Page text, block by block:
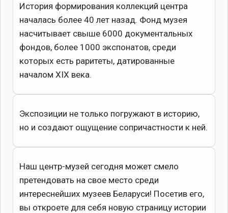
История формирования коллекций центра
началась более 40 лет назад. Фонд музея
насчитывает свыше 6000 документальных
фондов, более 1000 экспонатов, среди
которых есть раритеты, датированные
началом XIX века.
Экспозиции не только погружают в историю,
но и создают ощущение сопричастности к ней.
Наш центр-музей сегодня может смело
претендовать на свое место среди
интереснейших музеев Беларуси! Посетив его,
вы откроете для себя новую страницу истории